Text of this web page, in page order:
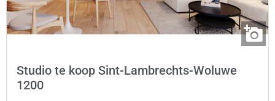
Studio te koop Sint-Lambrechts-Woluwe
1200